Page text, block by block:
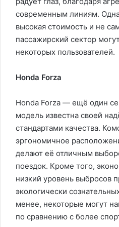
современным линиям.
высокая стоимость и не
пассажирский сектор
некоторых пользователей.
Honda Forza
Honda Forza — ещё один
модель известна своей
стандартами качества.
эргономичное
делают её отличным
поездок. Кроме того,
низкий уровень выбросов
экологически
менее, некоторые могут
по сравнению с более